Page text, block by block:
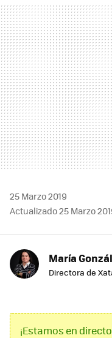
25 Marzo 2019
Actualizado 25 Marzo
María
Directora de
¡Estamos en